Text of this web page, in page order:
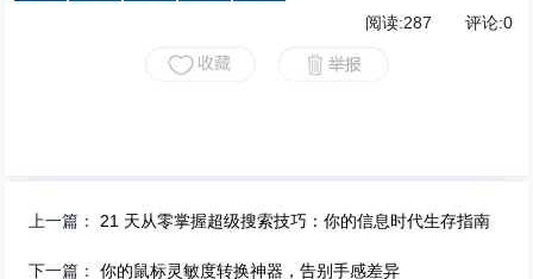
阅读:287 评论:0
上一篇：21 天从零掌握超级搜索技巧：你的信息时代生存指南
下一篇：你的鼠标灵敏度转换神器，告别手感差异